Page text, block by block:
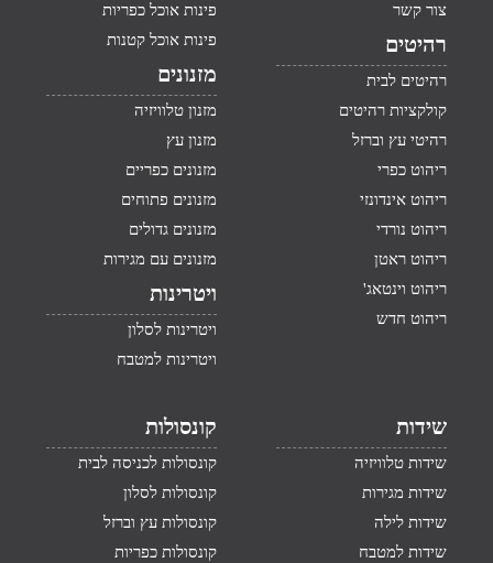
צור קשר
רהיטים
רהיטים לבית
קולקציות רהיטים
רהיטי עץ וברזל
ריהוט כפרי
ריהוט אינדונזי
ריהוט נורדי
ריהוט ראטן
ריהוט וינטאג'
ריהוט חדש
פינות אוכל כפריות
פינות אוכל קטנות
מזנונים
מזנון טלוויזיה
מזנון עץ
מזנונים כפריים
מזנונים פתוחים
מזנונים גדולים
מזנונים עם מגירות
ויטרינות
ויטרינות לסלון
ויטרינות למטבח
שידות
שידות טלוויזיה
שידות מגירות
שידות לילה
שידות למטבח
קונסולות
קונסולות לכניסה לבית
קונסולות לסלון
קונסולות עץ וברזל
קונסולות כפריות